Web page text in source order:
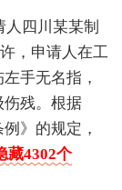
四川某某制
，申请人在工
手无名指，
伤残。根据
》的规定，
4302个